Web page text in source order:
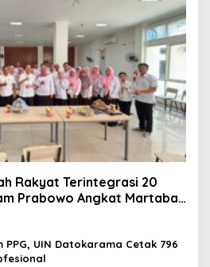
Rakyat Terintegrasi 20
Prabowo Angkat Martabat
PPG, UIN Datokarama Cetak 796